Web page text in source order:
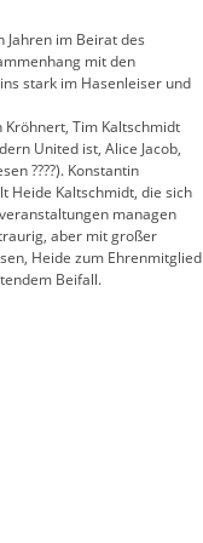
im Beirat des
mit den
stark im Hasenleiser und
Tim Kaltschmidt
United ist, Alice Jacob,
????). Konstantin
Heide Kaltschmidt, die sich
managen
aber mit großer
Heide zum Ehrenmitglied
Beifall.